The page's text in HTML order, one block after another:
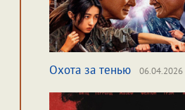
Охота за тенью 06.04.2026